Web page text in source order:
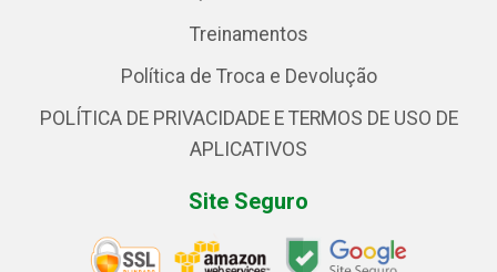
Treinamentos
Política de Troca e Devolução
POLÍTICA DE PRIVACIDADE E TERMOS DE USO DE
APLICATIVOS
Site Seguro